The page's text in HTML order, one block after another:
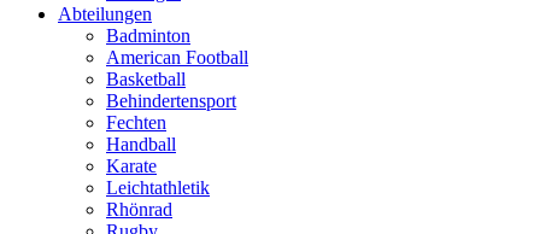
Abteilungen
Badminton
American Football
Basketball
Behindertensport
Fechten
Handball
Karate
Leichtathletik
Rhönrad